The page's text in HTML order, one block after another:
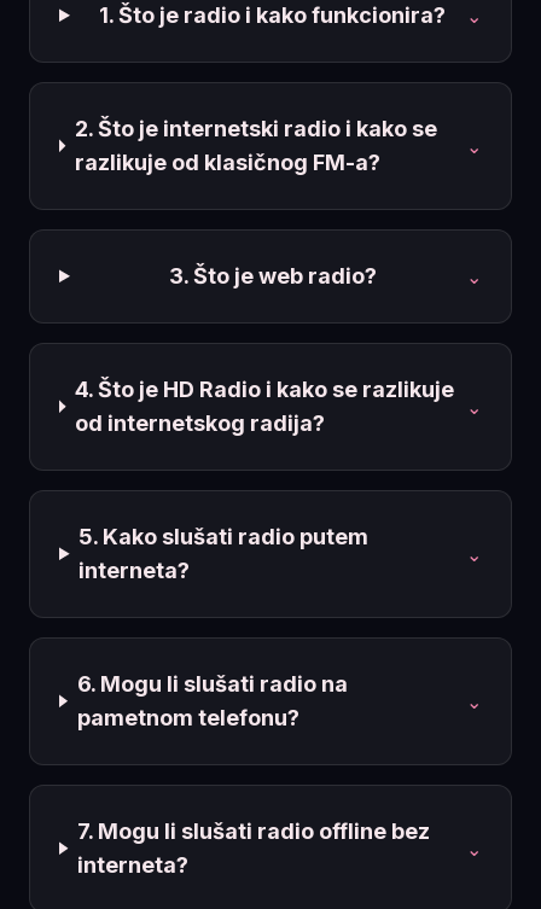
1. Što je radio i kako funkcionira? ⌄
2. Što je internetski radio i kako se
razlikuje od klasičnog FM-a?
⌄
3. Što je web radio? ⌄
4. Što je HD Radio i kako se razlikuje
od internetskog radija?
⌄
5. Kako slušati radio putem
interneta?
⌄
6. Mogu li slušati radio na
pametnom telefonu?
⌄
7. Mogu li slušati radio offline bez
interneta?
⌄